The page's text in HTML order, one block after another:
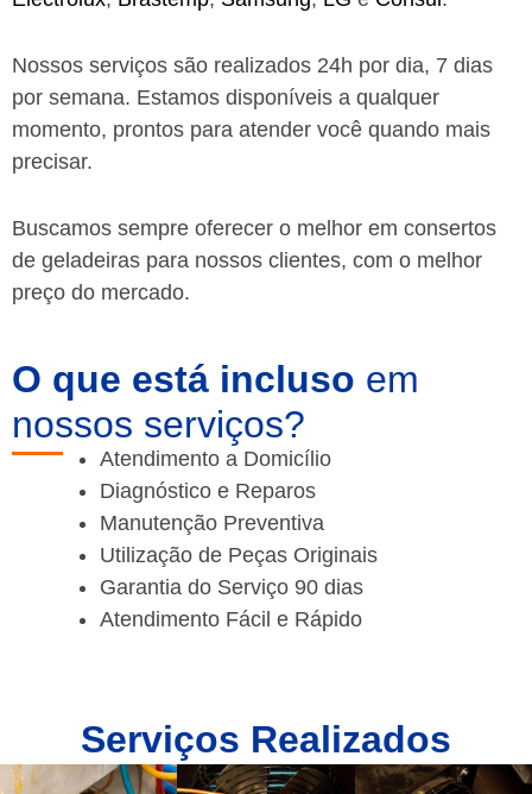
Nossos serviços são realizados 24h por dia, 7 dias
por semana. Estamos disponíveis a qualquer
momento, prontos para atender você quando mais
precisar.
Buscamos sempre oferecer o melhor em consertos
de geladeiras para nossos clientes, com o melhor
preço do mercado.
O que está incluso em
nossos serviços?
Atendimento a Domicílio
Diagnóstico e Reparos
Manutenção Preventiva
Utilização de Peças Originais
Garantia do Serviço 90 dias
Atendimento Fácil e Rápido
Serviços Realizados